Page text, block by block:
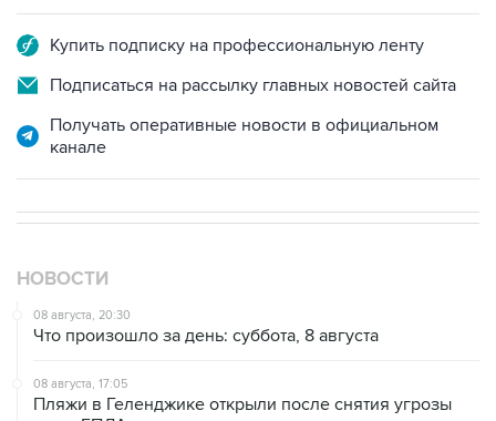
Купить подписку на профессиональную ленту
Подписаться на рассылку главных новостей сайта
Получать оперативные новости в официальном
канале
НОВОСТИ
08 августа, 20:30
Что произошло за день: суббота, 8 августа
08 августа, 17:05
Пляжи в Геленджике открыли после снятия угрозы